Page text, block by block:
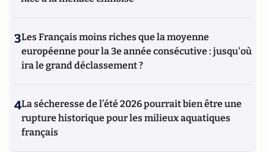
3Les Français moins riches que la moyenne
européenne pour la 3e année consécutive : jusqu'où
ira le grand déclassement ?
4La sécheresse de l’été 2026 pourrait bien être une
rupture historique pour les milieux aquatiques
français